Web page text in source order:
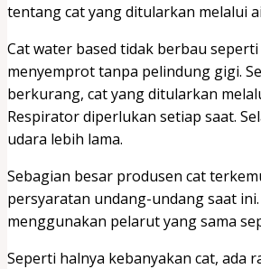
tentang cat yang ditularkan melalui
Cat water based tidak berbau
menyemprot tanpa pelindung gigi.
berkurang, cat yang ditularkan
Respirator diperlukan setiap saat.
udara lebih lama.
Sebagian besar produsen cat
persyaratan undang-undang saat
menggunakan pelarut yang sama
Seperti halnya kebanyakan cat,